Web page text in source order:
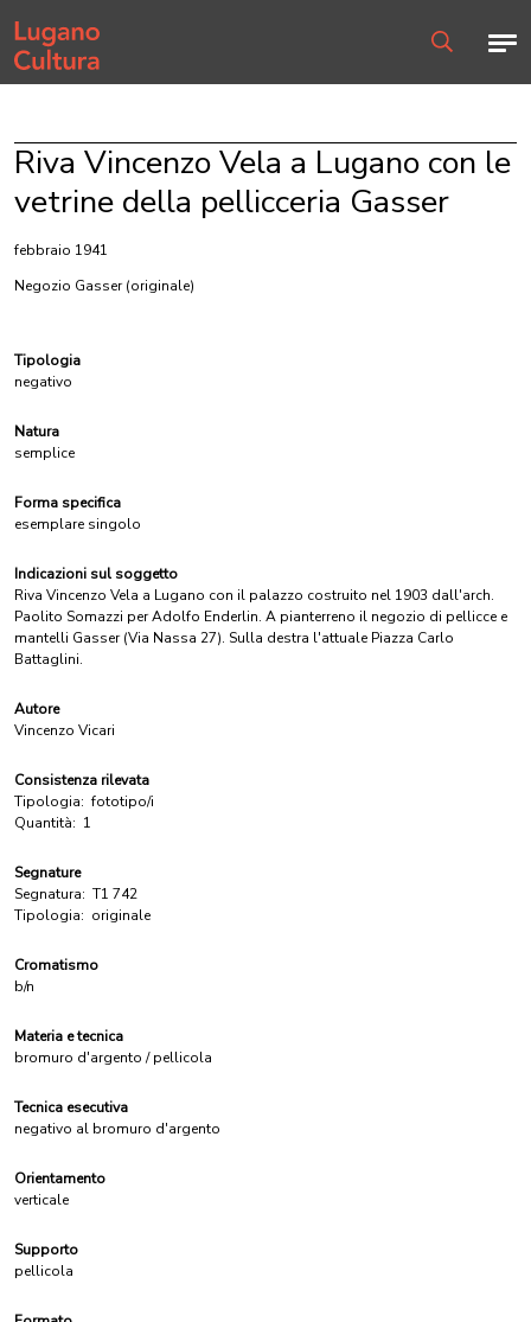
Home page
Riva Vincenzo Vela a Lugano con le
vetrine della pellicceria Gasser
febbraio 1941
Negozio Gasser (originale)
Tipologia
negativo
Natura
semplice
Forma specifica
esemplare singolo
Indicazioni sul soggetto
Riva Vincenzo Vela a Lugano con il palazzo costruito nel 1903 dall'arch.
Paolito Somazzi per Adolfo Enderlin. A pianterreno il negozio di pellicce e
mantelli Gasser (Via Nassa 27). Sulla destra l'attuale Piazza Carlo
Battaglini.
Autore
Vincenzo Vicari
Consistenza rilevata
Tipologia: fototipo/i
Quantità: 1
Segnature
Segnatura: T1 742
Tipologia: originale
Cromatismo
b/n
Materia e tecnica
bromuro d'argento / pellicola
Tecnica esecutiva
negativo al bromuro d'argento
Orientamento
verticale
Supporto
pellicola